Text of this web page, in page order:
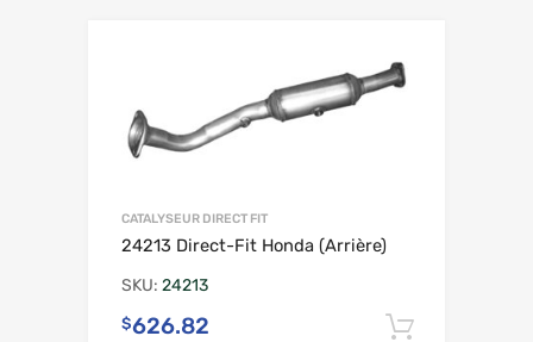
CATALYSEUR DIRECT FIT
24213 Direct-Fit Honda (Arrière)
SKU: 24213
$626.82